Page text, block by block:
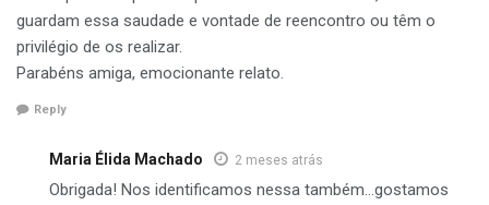
guardam essa saudade e vontade de reencontro ou têm o
privilégio de os realizar.
Parabéns amiga, emocionante relato.
Reply
Maria Élida Machado 2 meses atrás
Obrigada! Nos identificamos nessa também…gostamos